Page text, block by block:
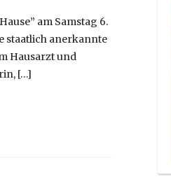
am Samstag 6.
staatlich anerkannte
Hausarzt und
[…]